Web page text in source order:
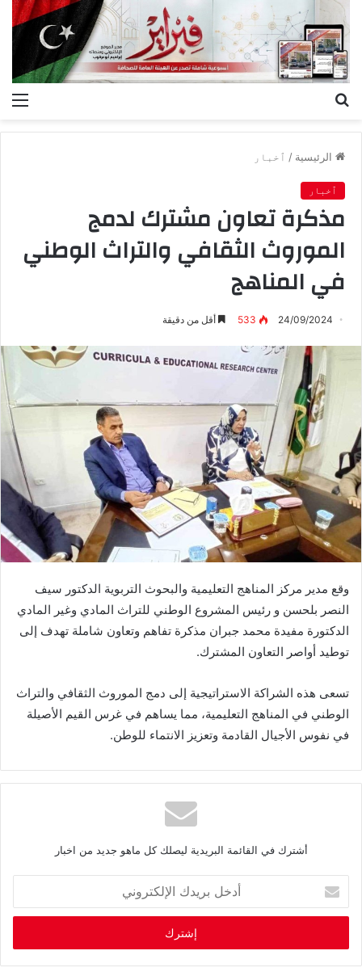
الرئيسية / ٱخبار
ٱخبار
مذكرة تعاون مشترك لدمج
الموروث الثقافي والتراث الوطني
في المناهج
24/09/2024
533 أقل من دقيقة
وقع مدير مركز المناهج التعليمية والبحوث التربوية الدكتور سيف
النصر بلحسن و رئيس المشروع الوطني للتراث المادي وغير المادي
الدكتورة مفيدة محمد جبران مذكرة تفاهم وتعاون شاملة تهدف إلى
توطيد أواصر التعاون المشترك.
تسعى هذه الشراكة الاستراتيجية إلى دمج الموروث الثقافي والتراث
الوطني في المناهج التعليمية، مما يساهم في غرس القيم الأصيلة
في نفوس الأجيال القادمة وتعزيز الانتماء للوطن.
أشترك في القائمة البريدية ليصلك كل ماهو جديد من اخبار
خ
ب
ر